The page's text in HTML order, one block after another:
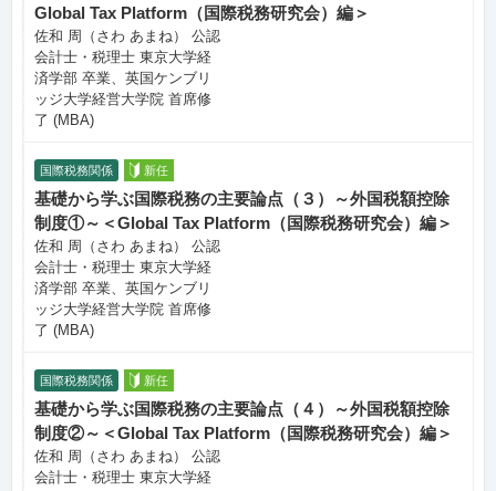
Global Tax Platform（国際税務研究会）編＞
佐和 周（さわ あまね） 公認
会計士・税理士 東京大学経
済学部 卒業、英国ケンブリ
ッジ大学経営大学院 首席修
了 (MBA)
国際税務関係 新任
基礎から学ぶ国際税務の主要論点（３）～外国税額控除
制度①～＜Global Tax Platform（国際税務研究会）編＞
佐和 周（さわ あまね） 公認
会計士・税理士 東京大学経
済学部 卒業、英国ケンブリ
ッジ大学経営大学院 首席修
了 (MBA)
国際税務関係 新任
基礎から学ぶ国際税務の主要論点（４）～外国税額控除
制度②～＜Global Tax Platform（国際税務研究会）編＞
佐和 周（さわ あまね） 公認
会計士・税理士 東京大学経